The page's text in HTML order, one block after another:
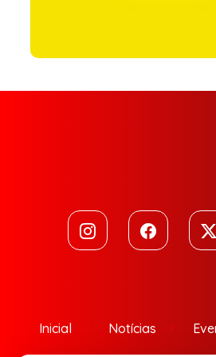
Inicial Notícias